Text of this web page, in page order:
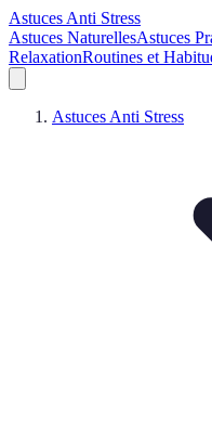
Astuces Anti Stress
Astuces NaturellesAstuces
RelaxationRoutines et
Astuces Anti Stress